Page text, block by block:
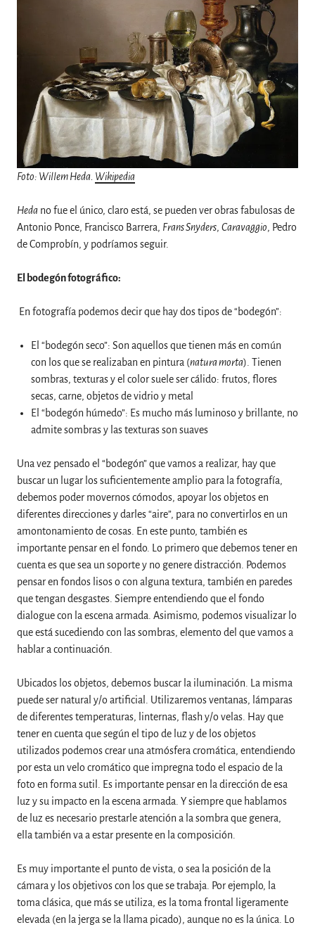
Foto: Willem Heda. Wikipedia
Heda no fue el único, claro está, se pueden ver obras fabulosas de
Antonio Ponce, Francisco Barrera, Frans Snyders, Caravaggio, Pedro
de Comprobín, y podríamos seguir.
El bodegón fotográfico:
En fotografía podemos decir que hay dos tipos de “bodegón”:
El “bodegón seco”: Son aquellos que tienen más en común
con los que se realizaban en pintura (natura morta). Tienen
sombras, texturas y el color suele ser cálido: frutos, flores
secas, carne, objetos de vidrio y metal
El “bodegón húmedo”: Es mucho más luminoso y brillante, no
admite sombras y las texturas son suaves
Una vez pensado el “bodegón” que vamos a realizar, hay que
buscar un lugar los suficientemente amplio para la fotografía,
debemos poder movernos cómodos, apoyar los objetos en
diferentes direcciones y darles “aire”, para no convertirlos en un
amontonamiento de cosas. En este punto, también es
importante pensar en el fondo. Lo primero que debemos tener en
cuenta es que sea un soporte y no genere distracción. Podemos
pensar en fondos lisos o con alguna textura, también en paredes
que tengan desgastes. Siempre entendiendo que el fondo
dialogue con la escena armada. Asimismo, podemos visualizar lo
que está sucediendo con las sombras, elemento del que vamos a
hablar a continuación.
Ubicados los objetos, debemos buscar la iluminación. La misma
puede ser natural y/o artificial. Utilizaremos ventanas, lámparas
de diferentes temperaturas, linternas, flash y/o velas. Hay que
tener en cuenta que según el tipo de luz y de los objetos
utilizados podemos crear una atmósfera cromática, entendiendo
por esta un velo cromático que impregna todo el espacio de la
foto en forma sutil. Es importante pensar en la dirección de esa
luz y su impacto en la escena armada. Y siempre que hablamos
de luz es necesario prestarle atención a la sombra que genera,
ella también va a estar presente en la composición.
Es muy importante el punto de vista, o sea la posición de la
cámara y los objetivos con los que se trabaja. Por ejemplo, la
toma clásica, que más se utiliza, es la toma frontal ligeramente
elevada (en la jerga se la llama picado), aunque no es la única. Lo